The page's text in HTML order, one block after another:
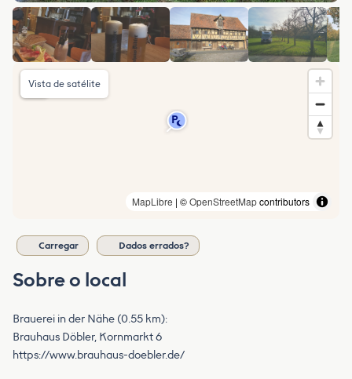
MapLibre | ©OpenStreetMapcontributors
Vista de satélite
Carregar Dados errados?
Sobre o local
Brauerei in der Nähe (0.55 km):
Brauhaus Döbler, Kornmarkt 6
https://www.brauhaus-doebler.de/